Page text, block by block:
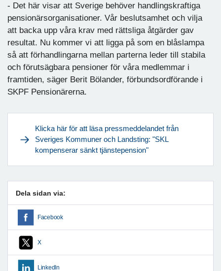
- Det här visar att Sverige behöver handlingskraftiga
pensionärsorganisationer. Vår beslutsamhet och vilja
att backa upp våra krav med rättsliga åtgärder gav
resultat. Nu kommer vi att ligga på som en blåslampa
så att förhandlingarna mellan parterna leder till stabila
och förutsägbara pensioner för våra medlemmar i
framtiden, säger Berit Bölander, förbundsordförande i
SKPF Pensionärerna.
Klicka här för att läsa pressmeddelandet från
Sveriges Kommuner och Landsting: "SKL
kompenserar sänkt tjänstepension"
Dela sidan via:
Facebook
X
LinkedIn